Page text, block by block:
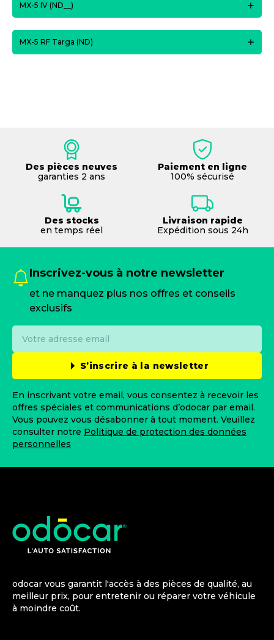
MX-5 IV (ND__)
MX-5 RF Targa (ND)
Des pièces neuves
garanties 2 ans
Paiement en ligne
100% sécurisé
Des stocks
en temps réel
Livraison rapide
Expédition sous 24h
Inscrivez-vous à notre newsletter
et ne manquez plus nos offres et conseils
exclusifs
S’inscrire à la newsletter
En inscrivant votre email, vous consentez à recevoir les
offres spéciales et communications d’odocar par email.
Vous pouvez vous désabonner à tout moment. Veuillez
consulter notre Politique de protection des données
personnelles
odocar vous garantit l'accès à des pièces de qualité, au
meilleur prix, pour entretenir ou réparer votre véhicule
à moindre coût.